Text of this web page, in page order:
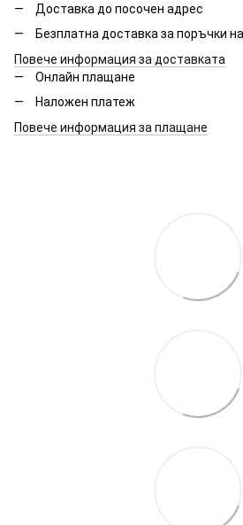
Доставка до посочен адрес
Безплатна доставка за поръчки
Повече информация за доставката
Онлайн плащане
Наложен платеж
Повече информация за плащане